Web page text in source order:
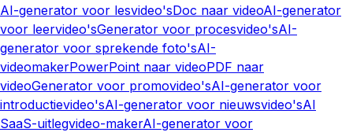
AI-generator voor lesvideo'sDoc naar videoAI-generator
voor leervideo'sGenerator voor procesvideo'sAI-
generator voor sprekende foto'sAI-
videomakerPowerPoint naar videoPDF naar
videoGenerator voor promovideo'sAI-generator voor
introductievideo'sAI-generator voor nieuwsvideo'sAI
SaaS-uitlegvideo-makerAI-generator voor